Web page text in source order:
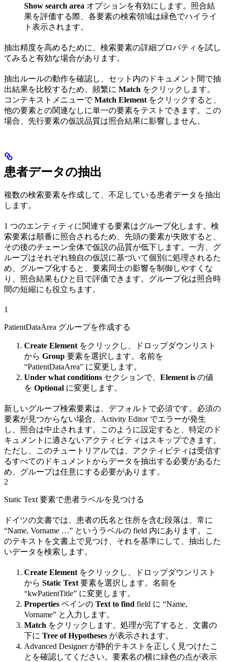
Show search area オプションを有効にします。照合結
果を評価する際、各要素の検索領域は緑色でハイライ
ト表示されます。
抽出精度を高めるために、検索要素の詳細プロパティを試し
てみると有効な場合があります。
抽出ルールの動作を確認し、セット内のドキュメント間で抽
出結果を比較するため、頻繁に Match をクリックします。
コンテキストメニューでMatch Element をクリックすると、
他の要素との関連なしに単一の要素をテストできます。この
場合、先行要素の仮説品質は照合結果に影響しません。
患者データの抽出
複数の検索要素を作成して、不足している患者データを抽出
します。
1 つのエンティティに関連する要素はグループ化します。検
索要素は順番に照合されるため、先頭の要素が失敗すると、
その後のチェーン全体で仮説の品質が低下します。一方、グ
ループはそれぞれ独自の仮説に基づいて個別に処理されるた
め、グループ化すると、要素同士の影響を制御しやすくな
り、照合結果もひと目で評価できます。グループ化は照合時
間の短縮にも役立ちます。
1
PatientDataArea グループを作成する
Create Element をクリックし、ドロップダウンリスト
から Group 要素を選択します。名前を
“PatientDataArea” に変更します。
Under what conditions セクションで、 Element is の値
を Optional に変更します。
新しいグループ検索要素は、デフォルトで必須です。必須の
要素が見つからない場合、Activity Editor でエラーが発生
し、照合は中止されます。このように設定すると、特定のド
キュメントに適さないアクティビティはスキップできます。
ただし、このチュートリアルでは、アクティビティは受信す
るすべてのドキュメントからデータを抽出する必要があるた
め、グループは任意にする必要があります。
2
Static Text 要素で患者ラベルを見つける
ドイツの文書では、患者の氏名と住所を含む段落は、常に
“Name, Vorname …” というラベルの field 内にあります。こ
のテキストを文書上で見つけ、それを基準にして、抽出した
いデータを検索します。
Create Element をクリックし、ドロップダウンリスト
から Static Text 要素を選択します。名前を
“kwPatientTitle” に変更します。
Properties ペインの Text to find field に “Name,
Vorname” と入力します。
Match をクリックします。処理が完了すると、文書の
下に Tree of Hypotheses が表示されます。
Advanced Designer が静的テキストを正しく見つけたこ
とを確認してください。要素名の横に緑色の点が表示